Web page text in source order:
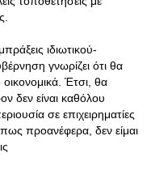
ιδιωτικού-
γνωρίζει ότι θα
Έτσι, θα
δεν είναι καθόλου
σε επιχειρηματίες
προανέφερα, δεν είμαι